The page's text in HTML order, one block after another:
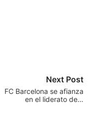
Next Post
FC Barcelona se afianza
en el liderato de…